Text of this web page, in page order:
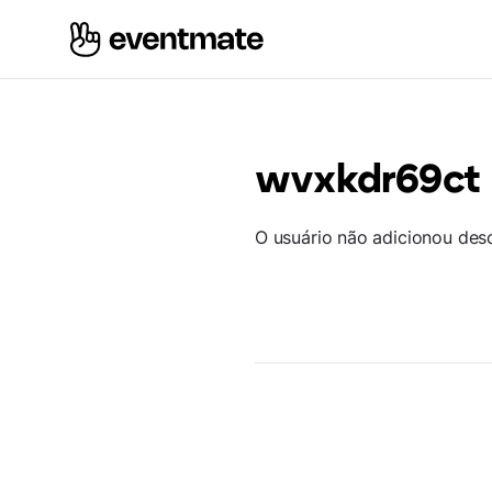
wvxkdr69ct
O usuário não adicionou